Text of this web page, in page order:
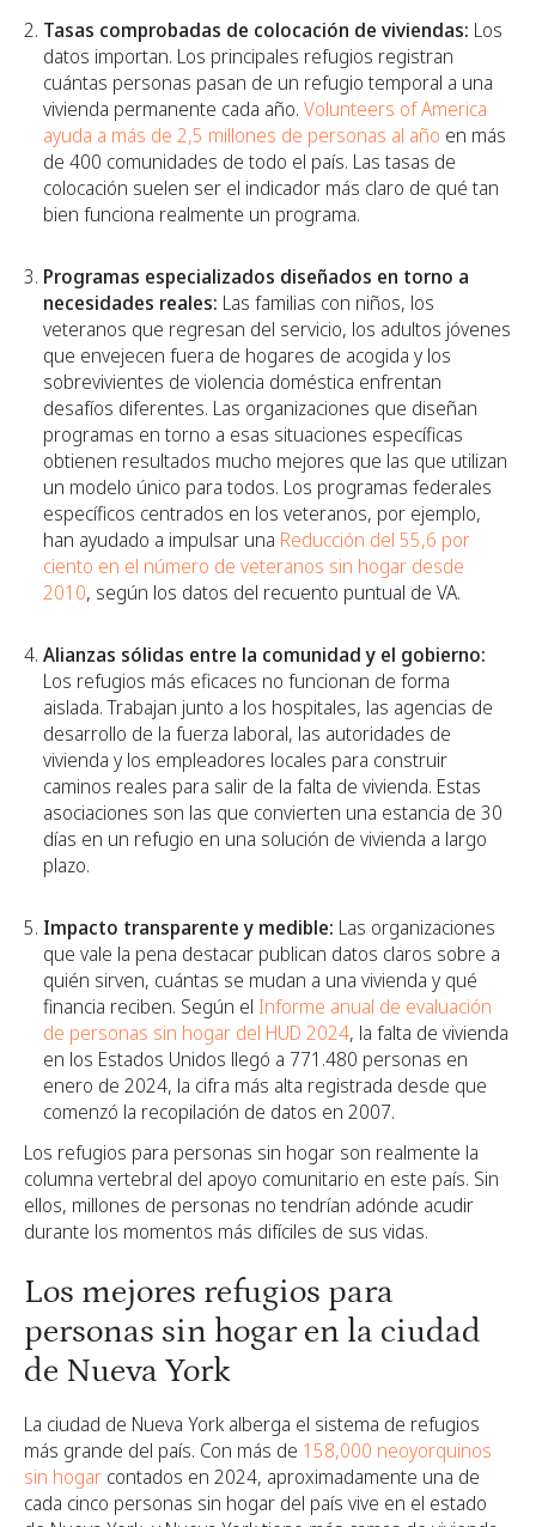
Tasas comprobadas de colocación de viviendas: Los
datos importan. Los principales refugios registran
cuántas personas pasan de un refugio temporal a una
vivienda permanente cada año. Volunteers of America
ayuda a más de 2,5 millones de personas al año en más
de 400 comunidades de todo el país. Las tasas de
colocación suelen ser el indicador más claro de qué tan
bien funciona realmente un programa.
Programas especializados diseñados en torno a
necesidades reales: Las familias con niños, los
veteranos que regresan del servicio, los adultos jóvenes
que envejecen fuera de hogares de acogida y los
sobrevivientes de violencia doméstica enfrentan
desafíos diferentes. Las organizaciones que diseñan
programas en torno a esas situaciones específicas
obtienen resultados mucho mejores que las que utilizan
un modelo único para todos. Los programas federales
específicos centrados en los veteranos, por ejemplo,
han ayudado a impulsar una Reducción del 55,6 por
ciento en el número de veteranos sin hogar desde
2010, según los datos del recuento puntual de VA.
Alianzas sólidas entre la comunidad y el gobierno:
Los refugios más eficaces no funcionan de forma
aislada. Trabajan junto a los hospitales, las agencias de
desarrollo de la fuerza laboral, las autoridades de
vivienda y los empleadores locales para construir
caminos reales para salir de la falta de vivienda. Estas
asociaciones son las que convierten una estancia de 30
días en un refugio en una solución de vivienda a largo
plazo.
Impacto transparente y medible: Las organizaciones
que vale la pena destacar publican datos claros sobre a
quién sirven, cuántas se mudan a una vivienda y qué
financia reciben. Según el Informe anual de evaluación
de personas sin hogar del HUD 2024, la falta de vivienda
en los Estados Unidos llegó a 771.480 personas en
enero de 2024, la cifra más alta registrada desde que
comenzó la recopilación de datos en 2007.
Los refugios para personas sin hogar son realmente la
columna vertebral del apoyo comunitario en este país. Sin
ellos, millones de personas no tendrían adónde acudir
durante los momentos más difíciles de sus vidas.
Los mejores refugios para
personas sin hogar en la ciudad
de Nueva York
La ciudad de Nueva York alberga el sistema de refugios
más grande del país. Con más de 158,000 neoyorquinos
sin hogar contados en 2024, aproximadamente una de
cada cinco personas sin hogar del país vive en el estado